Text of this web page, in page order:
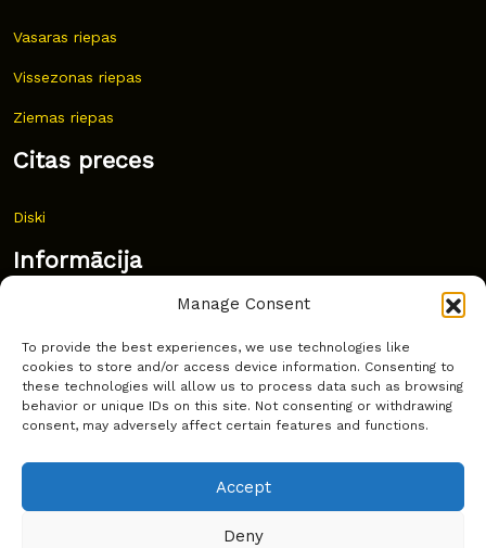
Manage Consent
To provide the best experiences, we use technologies like
cookies to store and/or access device information. Consenting to
these technologies will allow us to process data such as browsing
behavior or unique IDs on this site. Not consenting or withdrawing
consent, may adversely affect certain features and functions.
Accept
Deny
Vasaras riepas
Vissezonas riepas
Ziemas riepas
Citas preces
Diski
Informācija
Bieži uzdoti jautājumi
Kur pirkt?
Sīkdatņu politika